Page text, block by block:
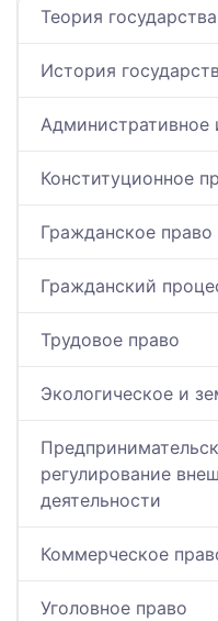
Теория
История
Административное
Конституционное
Гражданское право
Гражданский
Трудовое право
Экологическое и
регулирование
деятельности
Коммерческое
Уголовное право